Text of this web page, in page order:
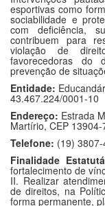
esportivas como
sociabilidade e
com deficiência,
contribuem para
violação de
favorecedoras do
prevenção de
Entidade:
43.467.224/0001-10
Endereço: Estrada
Martírio, CEP
Telefone: (19)
Finalidade
fortalecimento de
II. Realizar
de direitos, na
forma permanente,